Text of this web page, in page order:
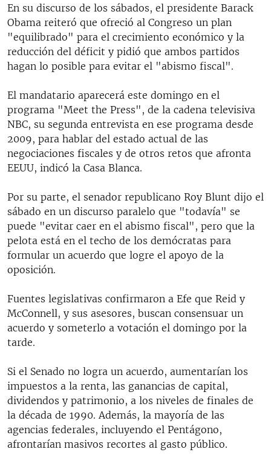
En su discurso de los sábados, el presidente Barack
Obama reiteró que ofreció al Congreso un plan
"equilibrado" para el crecimiento económico y la
reducción del déficit y pidió que ambos partidos
hagan lo posible para evitar el "abismo fiscal".
El mandatario aparecerá este domingo en el
programa "Meet the Press", de la cadena televisiva
NBC, su segunda entrevista en ese programa desde
2009, para hablar del estado actual de las
negociaciones fiscales y de otros retos que afronta
EEUU, indicó la Casa Blanca.
Por su parte, el senador republicano Roy Blunt dijo el
sábado en un discurso paralelo que "todavía" se
puede "evitar caer en el abismo fiscal", pero que la
pelota está en el techo de los demócratas para
formular un acuerdo que logre el apoyo de la
oposición.
Fuentes legislativas confirmaron a Efe que Reid y
McConnell, y sus asesores, buscan consensuar un
acuerdo y someterlo a votación el domingo por la
tarde.
Si el Senado no logra un acuerdo, aumentarían los
impuestos a la renta, las ganancias de capital,
dividendos y patrimonio, a los niveles de finales de
la década de 1990. Además, la mayoría de las
agencias federales, incluyendo el Pentágono,
afrontarían masivos recortes al gasto público.